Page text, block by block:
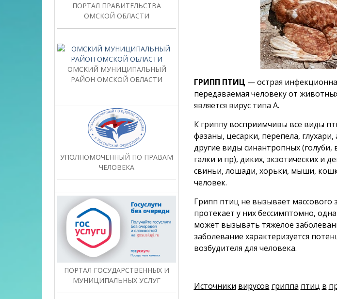
ГРИПП ПТИЦ — острая
передаваемая человеку от
является вирус типа А.
К гриппу восприимчивы все виды
фазаны, цесарки, перепела,
другие виды синантропных
галки и пр), диких, экзотических и
свиньи, лошади, хорьки, мыши,
человек.
Грипп птиц не вызывает массового
протекает у них бессимптомно,
может вызывать тяжелое
заболевание характеризуется
возбудителя для человека.
Источники вирусов гриппа птиц в
ПОРТАЛ ПРАВИТЕЛЬСТВА
ОМСКОЙ ОБЛАСТИ
ОМСКИЙ МУНИЦИПАЛЬНЫЙ
РАЙОН ОМСКОЙ ОБЛАСТИ
УПОЛНОМОЧЕННЫЙ ПО ПРАВАМ
ЧЕЛОВЕКА
ПОРТАЛ ГОСУДАРСТВЕННЫХ И
МУНИЦИПАЛЬНЫХ УСЛУГ